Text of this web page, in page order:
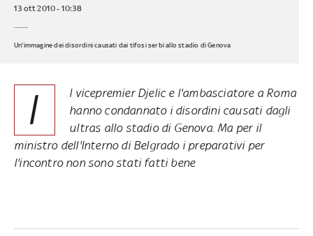
13 ott 2010 - 10:38
Un'immagine dei disordini causati dai tifosi serbi allo stadio di Genova
I
l vicepremier Djelic e l'ambasciatore a Roma
hanno condannato i disordini causati dagli
ultras allo stadio di Genova. Ma per il
ministro dell'Interno di Belgrado i preparativi per
l'incontro non sono stati fatti bene